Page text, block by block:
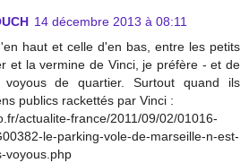
14 décembre 2013 à 08:11
haut et celle d'en bas, entre les petits
et la vermine de Vinci, je préfère - et de
de quartier. Surtout quand ils
publics rackettés par Vinci :
actualite-france/2011/09/02/01016-
le-parking-vole-de-marseille-n-est-
voyous.php